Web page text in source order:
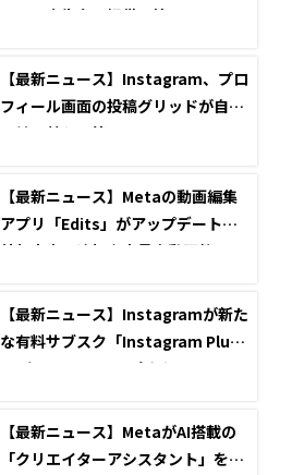
べての広告主に提供開始
【最新ニュース】Instagram、プロ
フィール画面の投稿グリッドが自由
に並べ替え可能に！
【最新ニュース】Metaの動画編集
アプリ「Edits」がアップデート！
外部音声の追加や音量自動調整、フ
【最新ニュース】Instagramが新た
な有料サブスク「Instagram Plu
s」をローンチ！足跡なしでストー
【最新ニュース】MetaがAI搭載の
「クリエイターアシスタント」を発